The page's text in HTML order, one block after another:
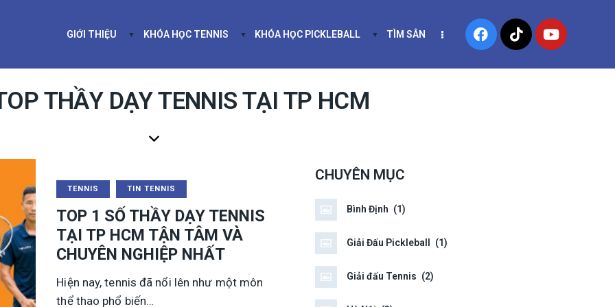
GIỚI THIỆU KHÓA HỌC TENNIS KHÓA HỌC PICKLEBALL TÌM SÂN
THẦY DẠY TENNIS TẠI TP HCM
TENNIS TIN TENNIS
TOP 1 SỐ THẦY DẠY TENNIS
TẠI TP HCM TẬN TÂM VÀ
CHUYÊN NGHIỆP NHẤT
Hiện nay, tennis đã nổi lên như một môn
thể thao phổ biến…
CHUYÊN MỤC
Bình Định (1)
Giải Đấu Pickleball (1)
Giải đấu Tennis (2)